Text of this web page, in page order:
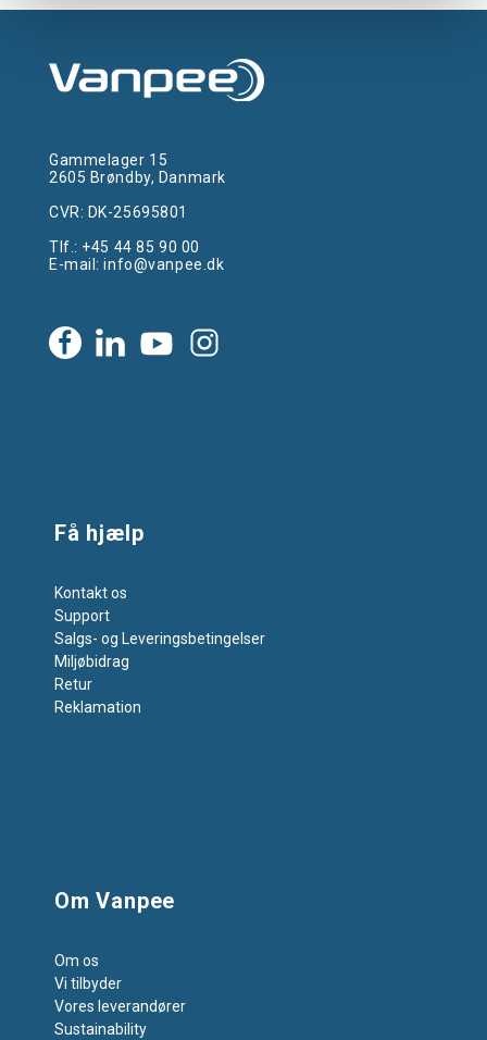
Gammelager 15
2605 Brøndby, Danmark
CVR: DK-25695801
Tlf.: +45 44 85 90 00
E-mail:info@vanpee.dk
Få hjælp
Kontakt os
Support
Salgs- og Leveringsbetingelser
Miljøbidrag
Retur
Reklamation
Om Vanpee
Om os
Vi tilbyder
Vores leverandører
Sustainability